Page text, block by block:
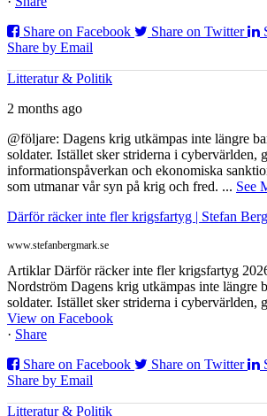
Share on Facebook
Share on Twitter
Share by Email
Litteratur & Politik
2 months ago
@följare: Dagens krig utkämpas inte längre
soldater. Istället sker striderna i cybervärlden,
informationspåverkan och ekonomiska
som utmanar vår syn på krig och fred. ... See
Därför räcker inte fler krigsfartyg | Stefan
www.stefanbergmark.se
Artiklar Därför räcker inte fler krigsfartyg
Nordström Dagens krig utkämpas inte längre
soldater. Istället sker striderna i cybervärlden,
View on Facebook
· Share
Share on Facebook
Share on Twitter
Share by Email
Litteratur & Politik